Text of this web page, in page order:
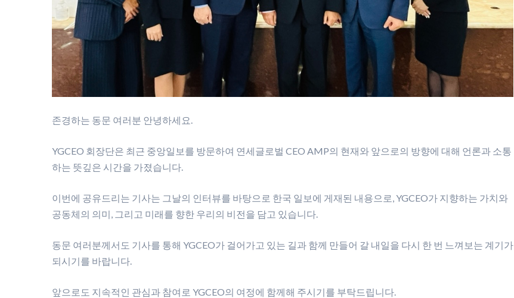
존경하는 동문 여러분 안녕하세요.
YGCEO 회장단은 최근 중앙일보를 방문하여 연세글로벌 CEO AMP의 현재와 앞으로의 방향에 대해 언론과 소통
하는 뜻깊은 시간을 가졌습니다.
이번에 공유드리는 기사는 그날의 인터뷰를 바탕으로 한국 일보에 게재된 내용으로, YGCEO가 지향하는 가치와
공동체의 의미, 그리고 미래를 향한 우리의 비전을 담고 있습니다.
동문 여러분께서도 기사를 통해 YGCEO가 걸어가고 있는 길과 함께 만들어 갈 내일을 다시 한 번 느껴보는 계기가
되시기를 바랍니다.
앞으로도 지속적인 관심과 참여로 YGCEO의 여정에 함께해 주시기를 부탁드립니다.